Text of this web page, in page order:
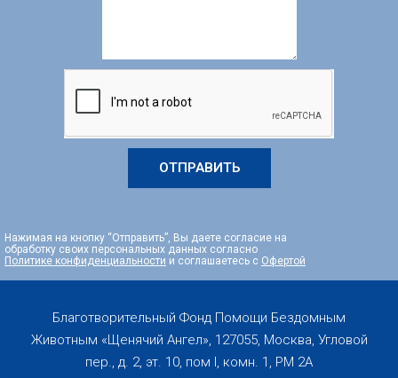
ОТПРАВИТЬ
Нажимая на кнопку “Отправить”, Вы даете согласие на
обработку своих персональных данных согласно
Политике конфиденциальности и соглашаетесь с Офертой
Благотворительный Фонд Помощи Бездомным
Животным «Щенячий Ангел», 127055, Москва, Угловой
пер., д. 2, эт. 10, пом I, комн. 1, PM 2А